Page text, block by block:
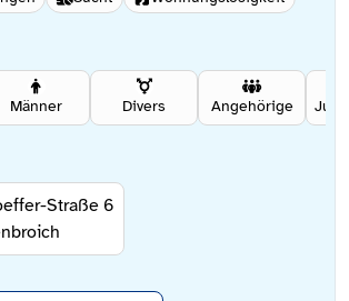
Männer Divers Angehörige
Straße 6